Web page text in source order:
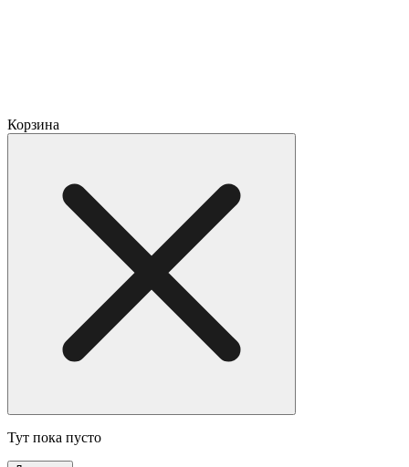
Корзина
Тут пока пусто